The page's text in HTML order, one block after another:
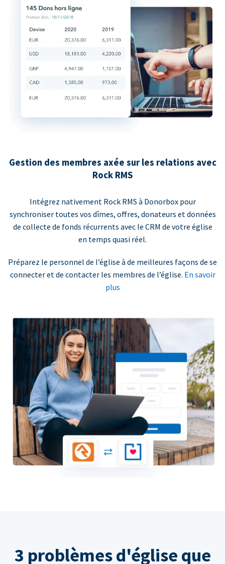
Gestion des membres axée sur les relations avec
Rock RMS
Intégrez nativement Rock RMS à Donorbox pour
synchroniser toutes vos dîmes, offres, donateurs et données
de collecte de fonds récurrents avec le CRM de votre église
en temps quasi réel.
Préparez le personnel de l’église à de meilleures façons de se
connecter et de contacter les membres de l’église. En savoir
plus
3 problèmes d'église que